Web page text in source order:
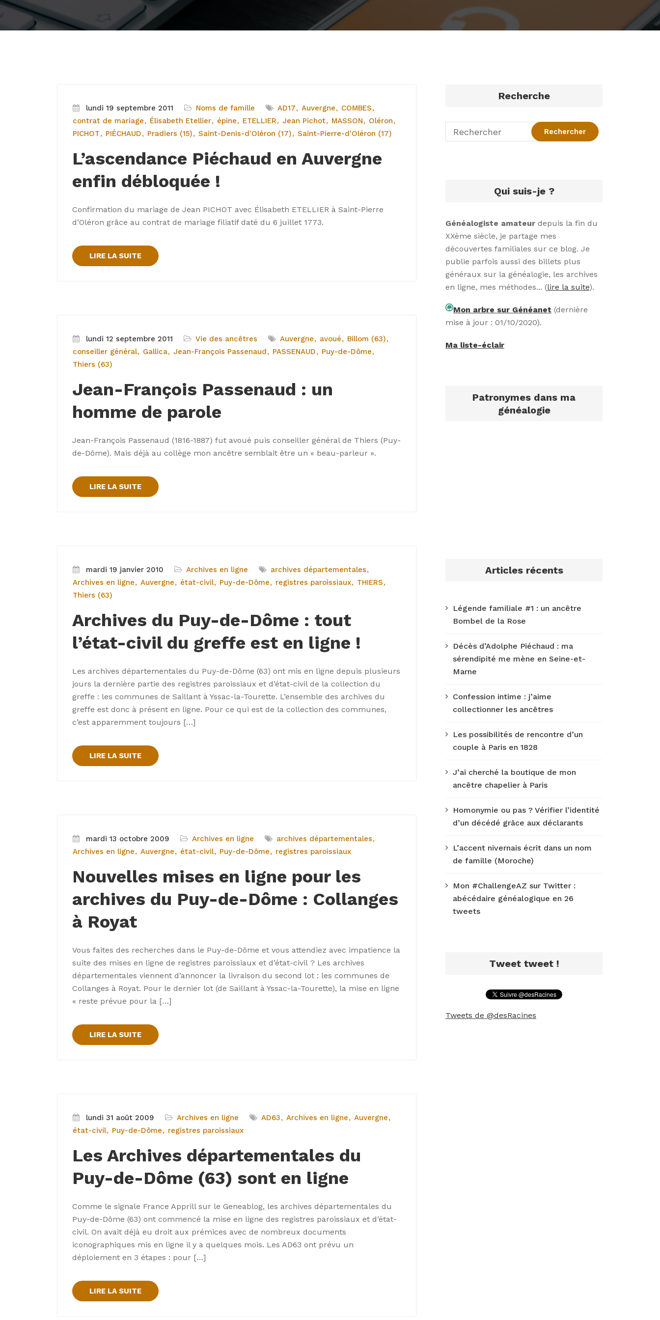
lundi 19 septembre 2011 Noms de famille AD17 Auvergne
COMBES
contrat de mariage
Élisabeth Etellier épine ETELLIER Jean Pichot MASSON
Oléron
PICHOT
PIÉCHAUD Pradiers (15) Saint-Denis-d'Oléron (17) Saint-Pierre-d'Oléron (17)
L’ascendance Piéchaud en Auvergne
enfin débloquée !
Confirmation du mariage de Jean PICHOT avec Élisabeth ETELLIER à Saint-Pierre
d’Oléron grâce au contrat de mariage filiatif daté du 6 juillet 1773.
LIRE LA SUITE
lundi 12 septembre 2011 Vie des ancêtres Auvergne avoué
Billom (63)
conseiller général
Gallica Jean-François Passenaud PASSENAUD
Puy-de-Dôme
Thiers (63)
Jean-François Passenaud : un
homme de parole
Jean-François Passenaud (1816-1887) fut avoué puis conseiller général de Thiers (Puy-
de-Dôme). Mais déjà au collège mon ancêtre semblait être un « beau-parleur ».
LIRE LA SUITE
mardi 19 janvier 2010 Archives en ligne
archives départementales
Archives en ligne
Auvergne état-civil Puy-de-Dôme registres paroissiaux
THIERS
Thiers (63)
Archives du Puy-de-Dôme : tout
l’état-civil du greffe est en ligne !
Les archives départementales du Puy-de-Dôme (63) ont mis en ligne depuis plusieurs
jours la dernière partie des registres paroissiaux et d’état-civil de la collection du
greffe : les communes de Saillant à Yssac-la-Tourette. L’ensemble des archives du
greffe est donc à présent en ligne. Pour ce qui est de la collection des communes,
c’est apparemment toujours […]
LIRE LA SUITE
mardi 13 octobre 2009 Archives en ligne
archives départementales
Archives en ligne
Auvergne état-civil Puy-de-Dôme registres paroissiaux
Nouvelles mises en ligne pour les
archives du Puy-de-Dôme : Collanges
à Royat
Vous faites des recherches dans le Puy-de-Dôme et vous attendiez avec impatience la
suite des mises en ligne de registres paroissiaux et d’état-civil ? Les archives
départementales viennent d’annoncer la livraison du second lot : les communes de
Collanges à Royat. Pour le dernier lot (de Saillant à Yssac-la-Tourette), la mise en ligne
« reste prévue pour la […]
LIRE LA SUITE
lundi 31 août 2009 Archives en ligne AD63 Archives en ligne
Auvergne
état-civil
Puy-de-Dôme registres paroissiaux
Les Archives départementales du
Puy-de-Dôme (63) sont en ligne
Comme le signale France Apprill sur le Geneablog, les archives départementales du
Puy-de-Dôme (63) ont commencé la mise en ligne des registres paroissiaux et d’état-
civil. On avait déjà eu droit aux prémices avec de nombreux documents
iconographiques mis en ligne il y a quelques mois. Les AD63 ont prévu un
déploiement en 3 étapes : pour […]
LIRE LA SUITE
Recherche
Qui suis-je ?
Généalogiste amateur depuis la fin du
XXème siècle, je partage mes
découvertes familiales sur ce blog. Je
publie parfois aussi des billets plus
généraux sur la généalogie, les archives
en ligne, mes méthodes... (lire la suite).
Mon arbre sur Généanet (dernière
mise à jour : 01/10/2020).
Ma liste-éclair
Patronymes dans ma
généalogie
Articles récents
Légende familiale #1 : un ancêtre
Bombel de la Rose
Décès d’Adolphe Piéchaud : ma
sérendipité me mène en Seine-et-
Marne
Confession intime : j’aime
collectionner les ancêtres
Les possibilités de rencontre d’un
couple à Paris en 1828
J’ai cherché la boutique de mon
ancêtre chapelier à Paris
Homonymie ou pas ? Vérifier l’identité
d’un décédé grâce aux déclarants
L’accent nivernais écrit dans un nom
de famille (Moroche)
Mon #ChallengeAZ sur Twitter :
abécédaire généalogique en 26
tweets
Tweet tweet !
Tweets de @desRacines